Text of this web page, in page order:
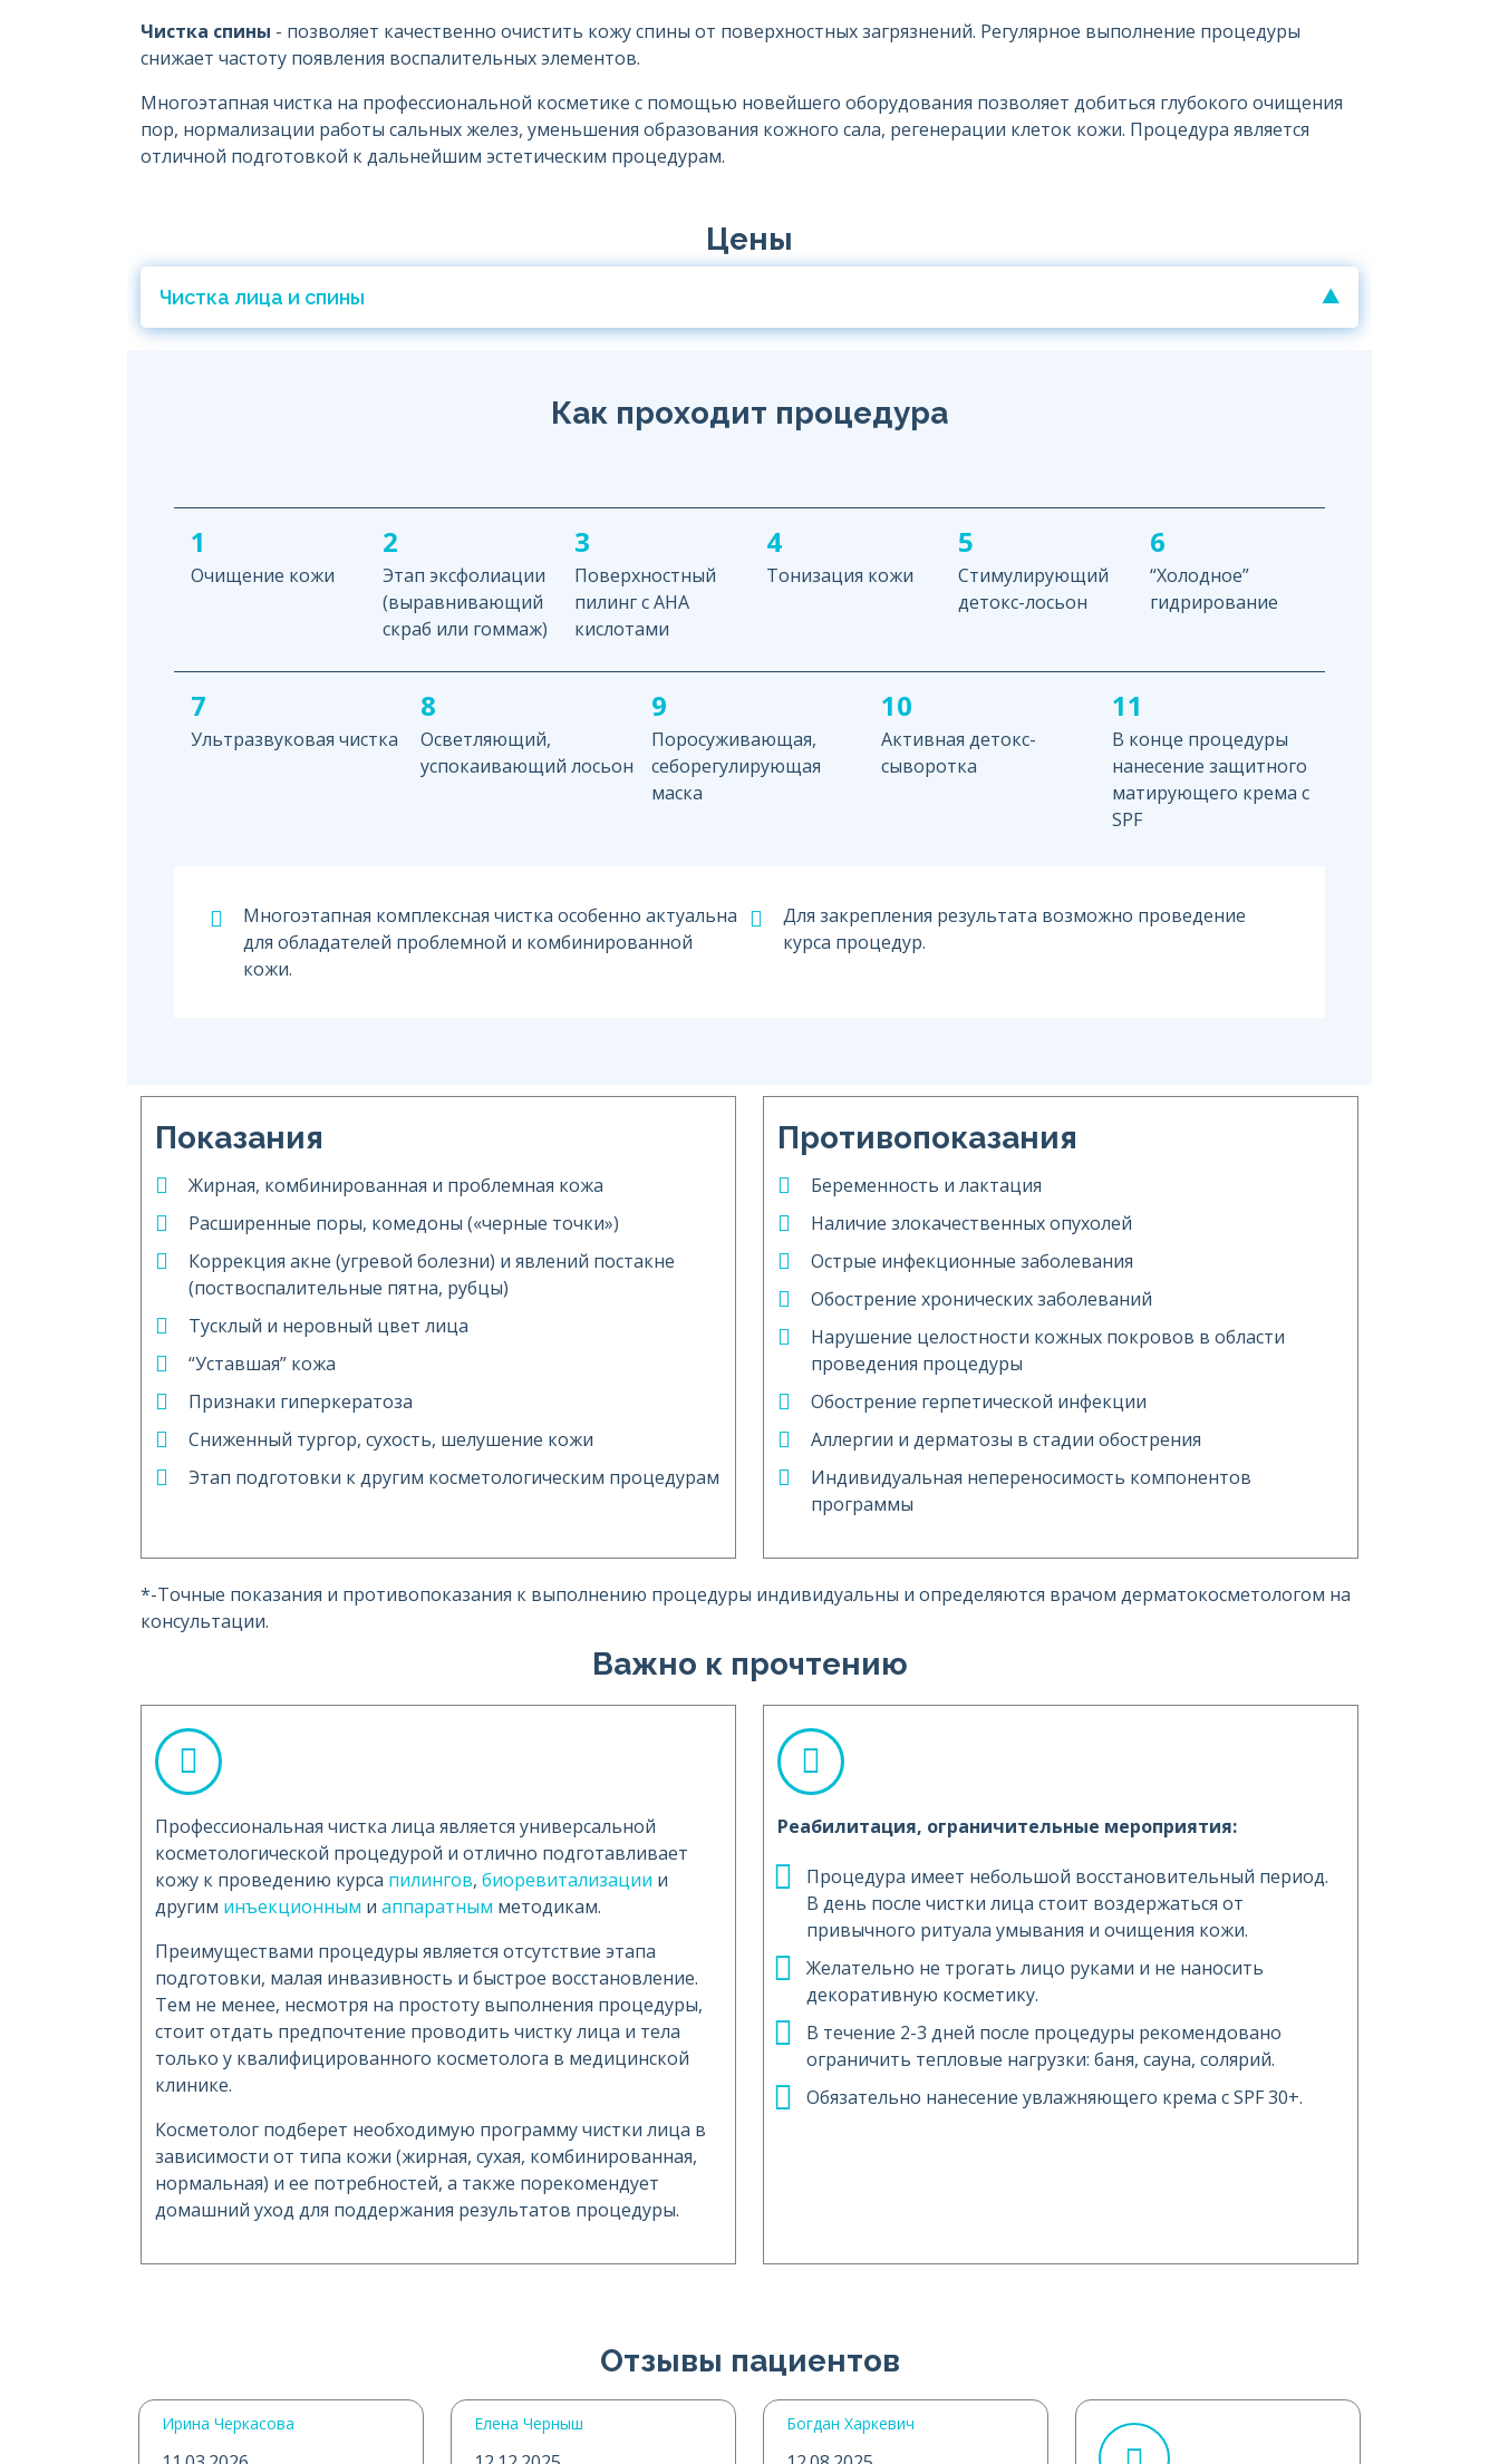
Чистка спины - позволяет качественно очистить кожу спины от поверхностных загрязнений. Регулярное выполнение процедуры
снижает частоту появления воспалительных элементов.
Многоэтапная чистка на профессиональной косметике с помощью новейшего оборудования позволяет добиться глубокого очищения
пор, нормализации работы сальных желез, уменьшения образования кожного сала, регенерации клеток кожи. Процедура является
отличной подготовкой к дальнейшим эстетическим процедурам.
Цены
Чистка лица и спины
Как проходит процедура
1
Очищение кожи
2
Этап эксфолиации
(выравнивающий
скраб или гоммаж)
3
Поверхностный
пилинг с АНА
кислотами
4
Тонизация кожи
5
Стимулирующий
детокс-лосьон
6
“Холодное”
гидрирование
7
Ультразвуковая чистка
8
Осветляющий,
успокаивающий лосьон
9
Поросуживающая,
себорегулирующая
маска
10
Активная детокс-
сыворотка
11
В конце процедуры
нанесение защитного
матирующего крема с
SPF
Многоэтапная комплексная чистка особенно актуальна
для обладателей проблемной и комбинированной
кожи.
Для закрепления результата возможно проведение
курса процедур.
Показания
Жирная, комбинированная и проблемная кожа
Расширенные поры, комедоны («черные точки»)
Коррекция акне (угревой болезни) и явлений постакне
(поствоспалительные пятна, рубцы)
Тусклый и неровный цвет лица
“Уставшая” кожа
Признаки гиперкератоза
Сниженный тургор, сухость, шелушение кожи
Этап подготовки к другим косметологическим процедурам
Противопоказания
Беременность и лактация
Наличие злокачественных опухолей
Острые инфекционные заболевания
Обострение хронических заболеваний
Нарушение целостности кожных покровов в области
проведения процедуры
Обострение герпетической инфекции
Аллергии и дерматозы в стадии обострения
Индивидуальная непереносимость компонентов
программы
*-Точные показания и противопоказания к выполнению процедуры индивидуальны и определяются врачом дерматокосметологом на
консультации.
Важно к прочтению
Профессиональная чистка лица является универсальной
косметологической процедурой и отлично подготавливает
кожу к проведению курса пилингов, биоревитализации и
другим инъекционным и аппаратным методикам.
Преимуществами процедуры является отсутствие этапа
подготовки, малая инвазивность и быстрое восстановление.
Тем не менее, несмотря на простоту выполнения процедуры,
стоит отдать предпочтение проводить чистку лица и тела
только у квалифицированного косметолога в медицинской
клинике.
Косметолог подберет необходимую программу чистки лица в
зависимости от типа кожи (жирная, сухая, комбинированная,
нормальная) и ее потребностей, а также порекомендует
домашний уход для поддержания результатов процедуры.
Реабилитация, ограничительные мероприятия:
Процедура имеет небольшой восстановительный период.
В день после чистки лица стоит воздержаться от
привычного ритуала умывания и очищения кожи.
Желательно не трогать лицо руками и не наносить
декоративную косметику.
В течение 2-3 дней после процедуры рекомендовано
ограничить тепловые нагрузки: баня, сауна, солярий.
Обязательно нанесение увлажняющего крема с SPF 30+.
Отзывы пациентов
Ирина Черкасова Елена Черныш Богдан Харкевич